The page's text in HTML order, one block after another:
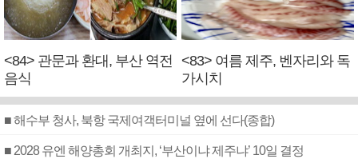
<84> 관문과 환대, 부산 역전
음식
<83> 여름 제주, 벤자리와 독
가시치
■ 해수부 청사, 북항 국제여객터미널 옆에 선다(종합)
■ 2028 유엔 해양총회 개최지, ‘부산이냐 제주냐’ 10일 결정